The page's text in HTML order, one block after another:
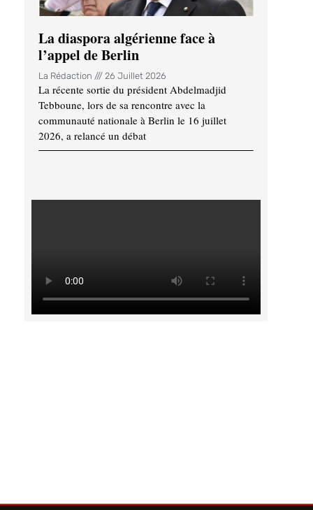
La diaspora algérienne face à
l’appel de Berlin
La Rédaction 26 Juillet 2026
La récente sortie du président Abdelmadjid
Tebboune, lors de sa rencontre avec la
communauté nationale à Berlin le 16 juillet
2026, a relancé un débat